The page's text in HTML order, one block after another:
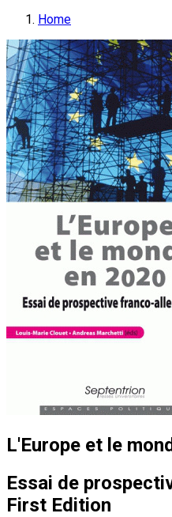
Home
L'Europe et le
Essai de
First Edition